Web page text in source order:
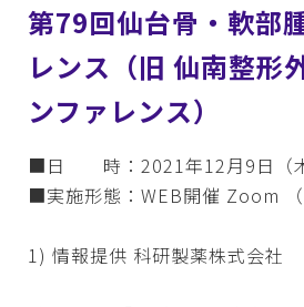
第79回仙台骨・軟部
レンス（旧 仙南整形
ンファレンス）
■日 時：2021年12月9日（
■実施形態：WEB開催 Zoom
1) 情報提供 科研製薬株式会社